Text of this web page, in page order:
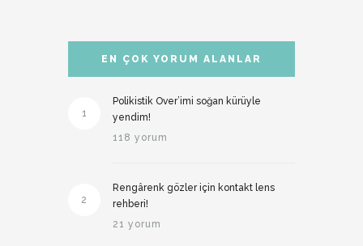
EN ÇOK YORUM ALANLAR
1
Polikistik Over’imi soğan kürüyle
yendim!
118 yorum
2
Rengârenk gözler için kontakt lens
rehberi!
21 yorum